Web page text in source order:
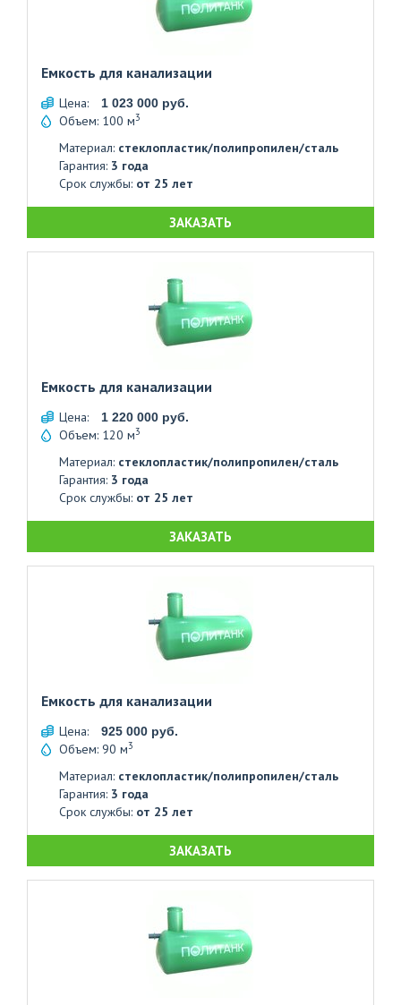
Емкость для канализации
Цена: 1 023 000 руб.
Объем: 100 м3
Материал: стеклопластик/полипропилен/сталь
Гарантия: 3 года
Срок службы: от 25 лет
ЗАКАЗАТЬ
Емкость для канализации
Цена: 1 220 000 руб.
Объем: 120 м3
Материал: стеклопластик/полипропилен/сталь
Гарантия: 3 года
Срок службы: от 25 лет
ЗАКАЗАТЬ
Емкость для канализации
Цена: 925 000 руб.
Объем: 90 м3
Материал: стеклопластик/полипропилен/сталь
Гарантия: 3 года
Срок службы: от 25 лет
ЗАКАЗАТЬ